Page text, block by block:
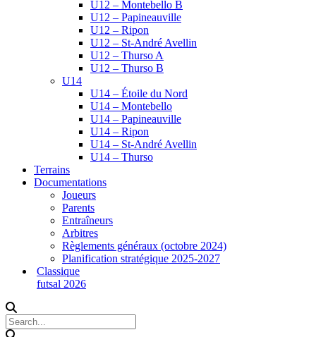
U12 – Montebello B
U12 – Papineauville
U12 – Ripon
U12 – St-André Avellin
U12 – Thurso A
U12 – Thurso B
U14
U14 – Étoile du Nord
U14 – Montebello
U14 – Papineauville
U14 – Ripon
U14 – St-André Avellin
U14 – Thurso
Terrains
Documentations
Joueurs
Parents
Entraîneurs
Arbitres
Règlements généraux (octobre 2024)
Planification stratégique 2025-2027
Classique
futsal 2026